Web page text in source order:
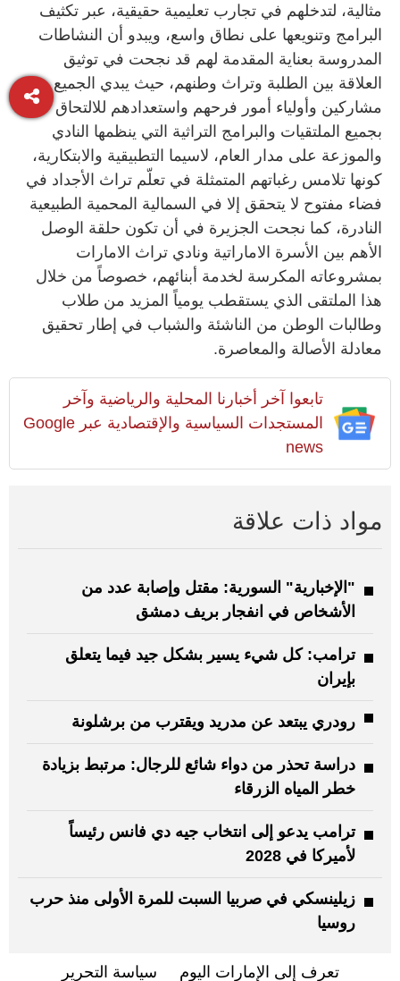
مثالية، لتدخلهم في تجارب تعليمية حقيقية، عبر تكثيف
البرامج وتنويعها على نطاق واسع، ويبدو أن النشاطات
المدروسة بعناية المقدمة لهم قد نجحت في توثيق
العلاقة بين الطلبة وتراث وطنهم، حيث يبدي الجميع من
مشاركين وأولياء أمور فرحهم واستعدادهم للالتحاق
بجميع الملتقيات والبرامج التراثية التي ينظمها النادي
والموزعة على مدار العام، لاسيما التطبيقية والابتكارية،
كونها تلامس رغباتهم المتمثلة في تعلّم تراث الأجداد في
فضاء مفتوح لا يتحقق إلا في السمالية المحمية الطبيعية
النادرة، كما نجحت الجزيرة في أن تكون حلقة الوصل
الأهم بين الأسرة الاماراتية ونادي تراث الامارات
بمشروعاته المكرسة لخدمة أبنائهم، خصوصاً من خلال
هذا الملتقى الذي يستقطب يومياً المزيد من طلاب
وطالبات الوطن من الناشئة والشباب في إطار تحقيق
معادلة الأصالة والمعاصرة.
تابعوا آخر أخبارنا المحلية والرياضية وآخر
المستجدات السياسية والإقتصادية عبر Google
news
مواد ذات علاقة
"الإخبارية" السورية: مقتل وإصابة عدد من
الأشخاص في انفجار بريف دمشق
ترامب: كل شيء يسير بشكل جيد فيما يتعلق
بإيران
رودري يبتعد عن مدريد ويقترب من برشلونة
دراسة تحذر من دواء شائع للرجال: مرتبط بزيادة
خطر المياه الزرقاء
ترامب يدعو إلى انتخاب جيه دي فانس رئيساً
لأميركا في 2028
زيلينسكي في صربيا السبت للمرة الأولى منذ حرب
روسيا
تعرف إلى الإمارات اليوم سياسة التحرير